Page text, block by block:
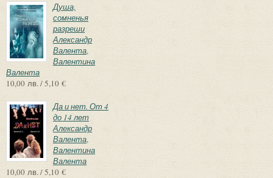
Душа,
сомненья
разреши
Александр
Валента,
Валентина
Валента
10,00 лв. / 5,10 €
Да и нет. От 4
до 14 лет
Александр
Валента,
Валентина
Валента
10,00 лв. / 5,10 €